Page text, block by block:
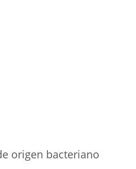
origen bacteriano